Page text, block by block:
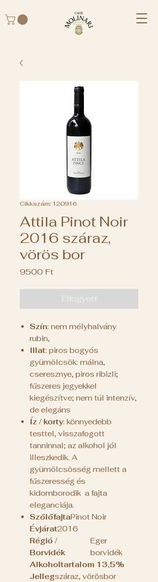
Cikkszám: 120916
Attila Pinot Noir
2016 száraz,
vörös bor
9500 FtÁr
Elfogyott
Szín: nem mélyhalvány
rubin,
Illat: piros bogyós
gyümölcsök: málna,
cseresznye, piros ribizli;
fűszeres jegyekkel
kiegészítve; nem túl intenzív,
de elegáns
Íz / korty: könnyedebb
testtel, visszafogott
tanninnal; az alkohol jól
illeszkedik. A
gyümölcsösség mellett a
fűszeresség és
kidomborodik a fajta
eleganciája.
SzőlőfajtaPinot Noir
Évjárat2016
Régió /
Borvidék
Eger
borvidék
Alkoholtartalom 13,5%
Jellegszáraz, vörösbor